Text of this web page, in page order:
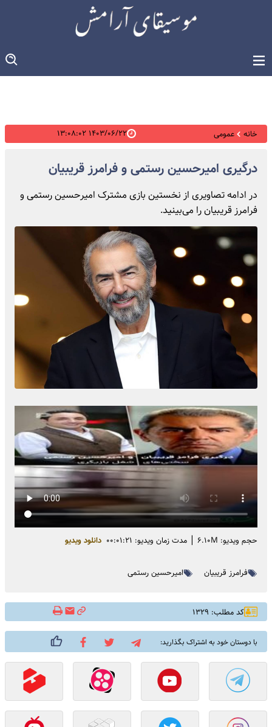
خانه عمومی ۱۴۰۳/۰۶/۲۲ ۱۳:۰۸:۰۲
درگیری امیرحسین رستمی و فرامرز قریبیان
در ادامه تصاویری از نخستین بازی مشترک امیرحسین رستمی و
فرامرز قریبیان را می‌بینید.
حجم ویدیو: ۶.۱۰M | مدت زمان ویدیو: ۰۰:۰۱:۲۱ دانلود ویدیو
فرامرز قریبیان امیرحسین رستمی
کد مطلب: ۱۳۲۹
با دوستان خود به اشتراک بگذارید: